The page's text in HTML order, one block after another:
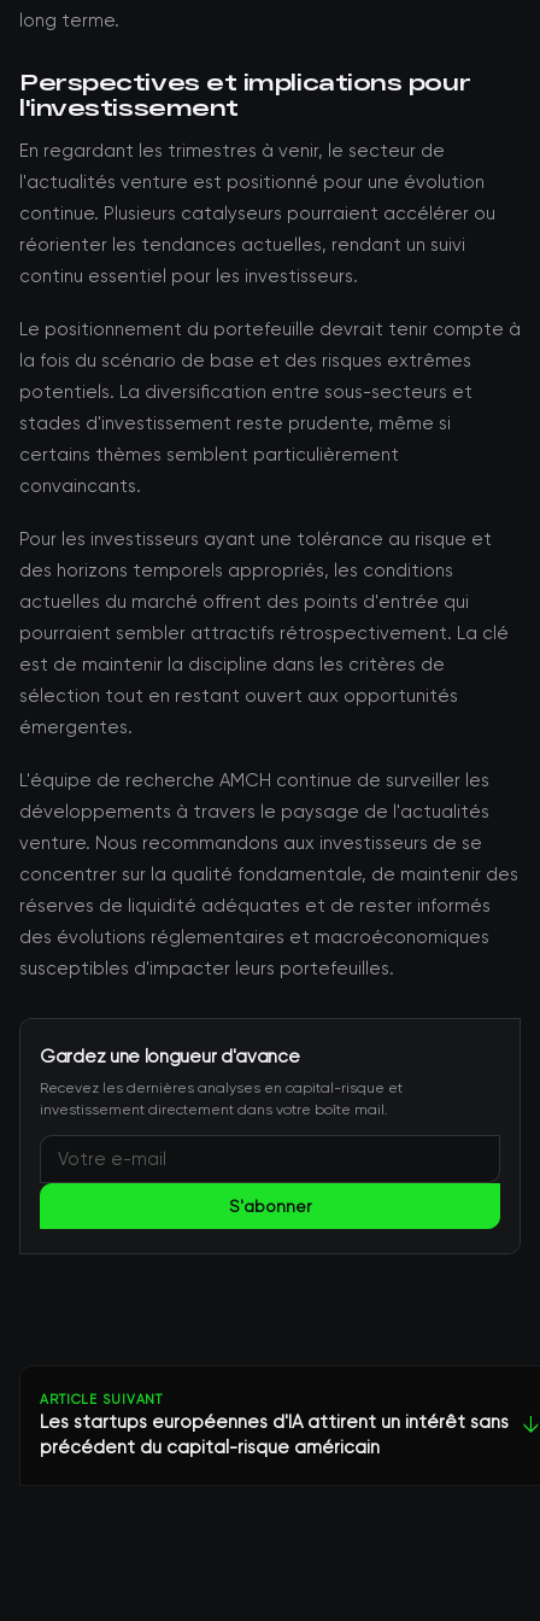
long terme.
Perspectives et implications pour
l'investissement
En regardant les trimestres à venir, le secteur de
l'actualités venture est positionné pour une évolution
continue. Plusieurs catalyseurs pourraient accélérer ou
réorienter les tendances actuelles, rendant un suivi
continu essentiel pour les investisseurs.
Le positionnement du portefeuille devrait tenir compte à
la fois du scénario de base et des risques extrêmes
potentiels. La diversification entre sous-secteurs et
stades d'investissement reste prudente, même si
certains thèmes semblent particulièrement
convaincants.
Pour les investisseurs ayant une tolérance au risque et
des horizons temporels appropriés, les conditions
actuelles du marché offrent des points d'entrée qui
pourraient sembler attractifs rétrospectivement. La clé
est de maintenir la discipline dans les critères de
sélection tout en restant ouvert aux opportunités
émergentes.
L'équipe de recherche AMCH continue de surveiller les
développements à travers le paysage de l'actualités
venture. Nous recommandons aux investisseurs de se
concentrer sur la qualité fondamentale, de maintenir des
réserves de liquidité adéquates et de rester informés
des évolutions réglementaires et macroéconomiques
susceptibles d'impacter leurs portefeuilles.
Gardez une longueur d'avance
Recevez les dernières analyses en capital-risque et
investissement directement dans votre boîte mail.
S'abonner
ARTICLE SUIVANT
Les startups européennes d'IA attirent un intérêt sans
précédent du capital-risque américain
↓